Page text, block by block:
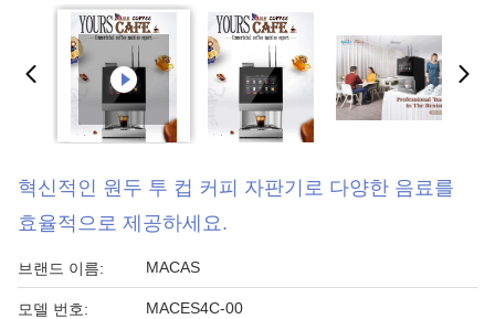
혁신적인 원두 투 컵 커피 자판기로 다양한 음료를
효율적으로 제공하세요.
브랜드 이름: MACAS
모델 번호: MACES4C-00